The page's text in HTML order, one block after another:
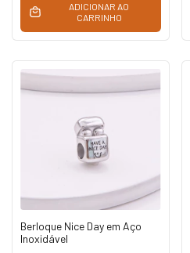
ADICIONAR AO
CARRINHO
Berloque Nice Day em Aço
Inoxidável